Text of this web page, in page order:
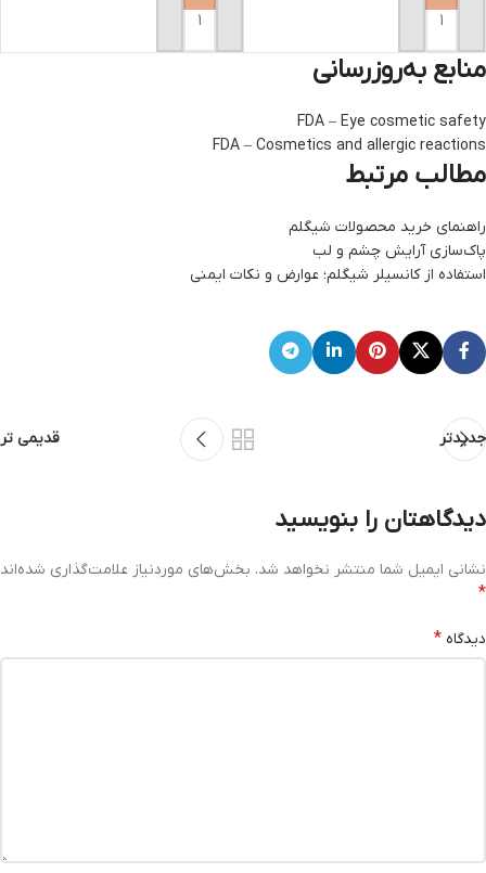
افزودن به سبد خرید افزودن به سبد خرید
منابع به‌روزرسانی
FDA – Eye cosmetic safety
FDA – Cosmetics and allergic reactions
مطالب مرتبط
راهنمای خرید محصولات شیگلم
پاک‌سازی آرایش چشم و لب
استفاده از کانسیلر شیگلم؛ عوارض و نکات ایمنی
جدیدتر قدیمی تر
دیدگاهتان را بنویسید
نشانی ایمیل شما منتشر نخواهد شد. بخش‌های موردنیاز علامت‌گذاری شده‌اند
*
دیدگاه *